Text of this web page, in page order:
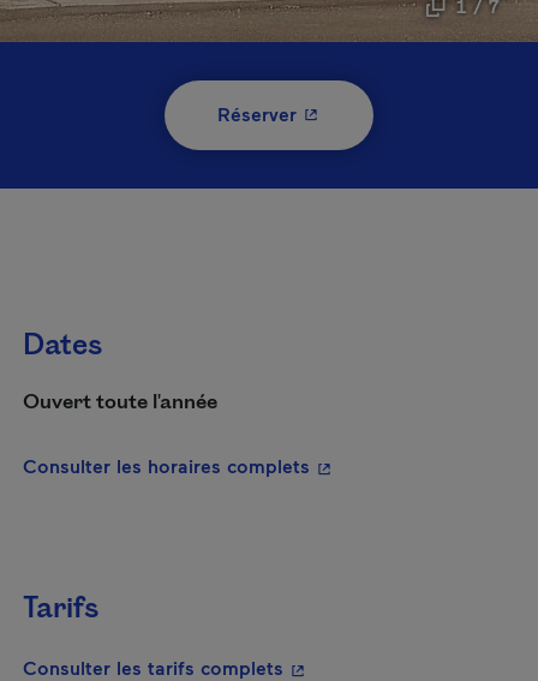
1 / 7
Réserver- Cet hyperlien s'ouvrira
Dates
Ouvert toute l'année
Consulter les horaires complets - Cet hyperlien
Tarifs
Consulter les tarifs complets - Cet hyperlien s'ouvrira